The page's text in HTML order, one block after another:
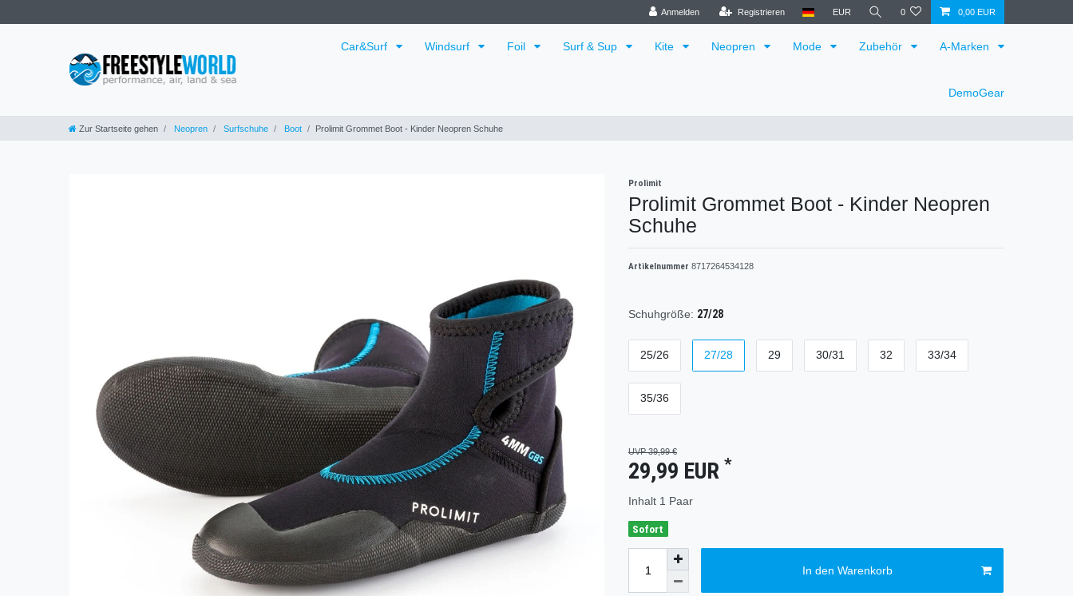
Anmelden Registrieren EUR 0 0,00 EUR
Car&Surf Windsurf Foil Surf & Sup Kite Neopren Mode Zubehör A-Marken
DemoGear
Zur Startseite gehen Neopren Surfschuhe Boot Prolimit Grommet Boot - Kinder Neopren Schuhe
Prolimit
Prolimit Grommet Boot - Kinder Neopren
Schuhe
Artikelnummer 8717264534128
Schuhgröße: 27/28
25/26 27/28 29 30/31 32 33/34
35/36
UVP 39,99 €
29,99 EUR *
Inhalt 1 Paar
Sofort
In den Warenkorb